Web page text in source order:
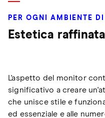
PER OGNI AMBIENTE
Estetica raffinata
L'aspetto del monitor
significativo a creare
che unisce stile e
ed essenziale e alle